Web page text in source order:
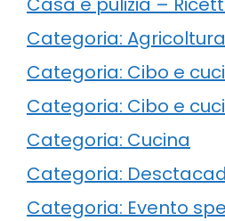
Categoria:
Categoria: Cibo e
Categoria: Cibo e
Categoria: Cucina
Categoria:
Categoria: Evento